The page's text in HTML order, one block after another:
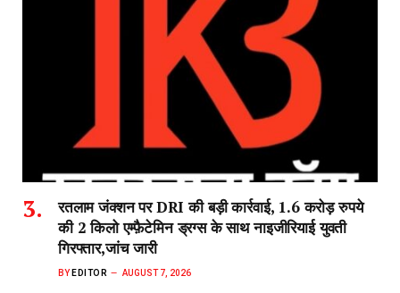
रतलाम जंक्शन पर DRI की बड़ी कार्रवाई, 1.6 करोड़ रुपये
की 2 किलो एम्फ़ैटेमिन ड्रग्स के साथ नाइजीरियाई युवती
गिरफ्तार,जांच जारी
BY EDITOR AUGUST 7, 2026